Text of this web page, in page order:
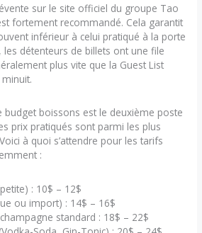
sur le site officiel du groupe Tao
fortement recommandé. Cela garantit
inférieur à celui pratiqué à la porte
détenteurs de billets ont une file
plus vite que la Guest List
budget boissons est le deuxième poste
prix pratiqués sont parmi les plus
à quoi s’attendre pour les tarifs
:
: 10$ – 12$
ou import) : 14$ – 16$
standard : 18$ – 22$